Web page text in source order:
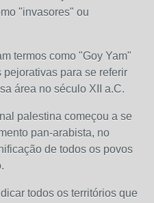
"invasores" ou
termos como "Goy Yam"
pejorativas para se referir
área no século XII a.C.
palestina começou a se
pan-arabista, no
de todos os povos
todos os territórios que